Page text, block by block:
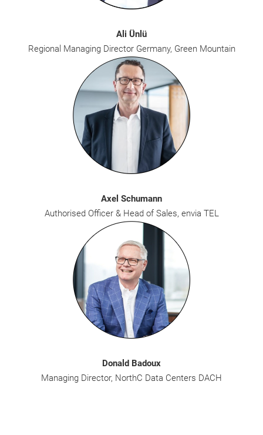
Ali Ünlü
Regional Managing Director Germany, Green Mountain
Axel Schumann
Authorised Officer & Head of Sales, envia TEL
Donald Badoux
Managing Director, NorthC Data Centers DACH